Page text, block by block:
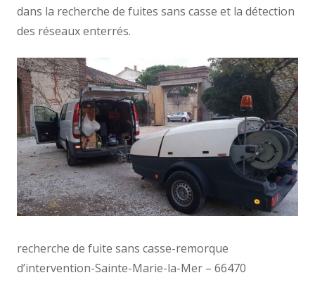
dans la recherche de fuites sans casse et la détection
des réseaux enterrés.
recherche de fuite sans casse-remorque
d’intervention-Sainte-Marie-la-Mer – 66470